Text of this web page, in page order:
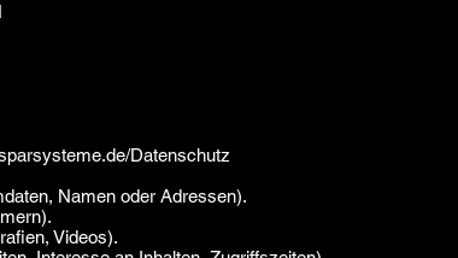
Datenschutz
Namen oder Adressen).
Videos).